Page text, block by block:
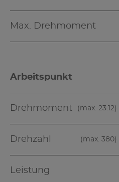
Max. Drehmoment
Arbeitspunkt
Drehmoment (max. 23.12)
Drehzahl (max. 380)
Leistung